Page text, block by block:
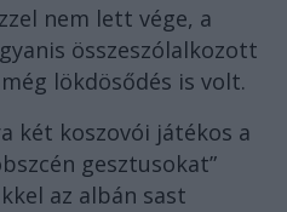
nem lett vége, a
összeszólalkozott
lökdösődés is volt.
két koszovói játékos a
gesztusokat”
az albán sast